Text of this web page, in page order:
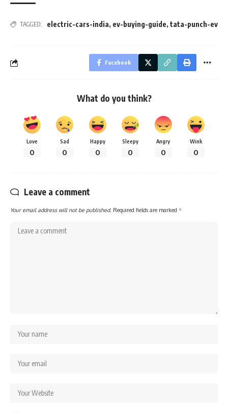
TAGGED: electric-cars-india, ev-buying-guide, tata-punch-ev
Facebook
What do you think?
Love
0
Sad
0
Happy
0
Sleepy
0
Angry
0
Wink
0
Leave a comment
Your email address will not be published. Required fields are marked *